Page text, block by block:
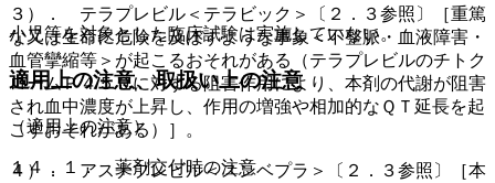
小児等を対象とした臨床試験は実施していない。
適用上の注意、取扱い上の注意
（適用上の注意）
１４．１． 薬剤交付時の注意
３）． テラプレビル＜テラビック＞〔２．３参照〕［重篤
な又は生命に危険を及ぼすような事象＜不整脈・血液障害・
血管攣縮等＞が起こるおそれがある（テラプレビルのチトク
ロームＰ４５０に対する阻害作用により、本剤の代謝が阻害
され血中濃度が上昇し、作用の増強や相加的なＱＴ延長を起
こすおそれがある）］。
４）． アスナプレビル＜スンベプラ＞〔２．３参照〕［本